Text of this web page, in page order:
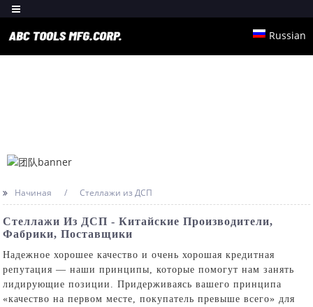
Russian
Начиная Стеллажи из ДСП
Стеллажи Из ДСП - Китайские Производители,
Фабрики, Поставщики
Надежное хорошее качество и очень хорошая кредитная
репутация — наши принципы, которые помогут нам занять
лидирующие позиции. Придерживаясь вашего принципа
«качество на первом месте, покупатель превыше всего» для